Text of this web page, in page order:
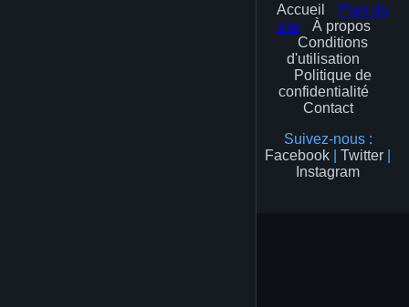
Accueil
Plan du
site
À propos
Conditions
d'utilisation
Politique de
confidentialité
Contact
Suivez-nous :
Facebook
Twitter
Instagram